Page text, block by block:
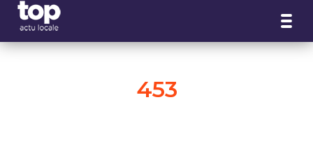
453
Panneau de gestion des cookies